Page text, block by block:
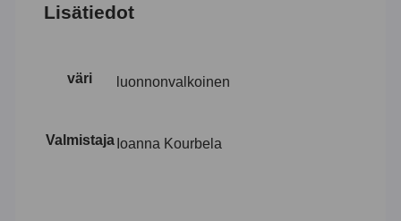
Lisätiedot
väri luonnonvalkoinen
Valmistaja Ioanna Kourbela